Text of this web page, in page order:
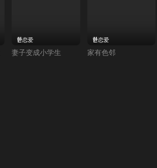
恋爱
妻子变成小学生
恋爱
家有色邻